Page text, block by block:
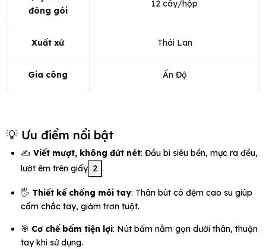
đóng gói
12 cây/hộp
Xuất xứ Thái Lan
Gia công Ấn Độ
💡 Ưu điểm nổi bật
✍️ Viết mượt, không đứt nét: Đầu bi siêu bền, mực ra đều,
lướt êm trên giấy 2 .
🖐️ Thiết kế chống mỏi tay: Thân bút có đệm cao su giúp
cầm chắc tay, giảm trơn tuột.
🎯 Cơ chế bấm tiện lợi: Nút bấm nằm gọn dưới thân, thuận
tay khi sử dụng.